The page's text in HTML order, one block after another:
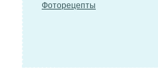
Фоторецепты